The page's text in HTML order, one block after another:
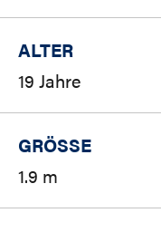
ALTER
19 Jahre
GRÖSSE
1.9 m